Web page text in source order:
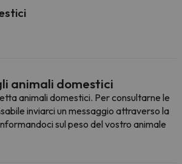
animali domestici
animali domestici. Per consultarne le
inviarci un messaggio attraverso la
sul peso del vostro animale